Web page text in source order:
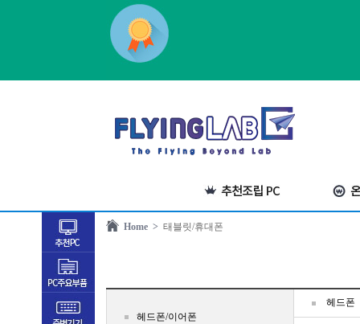
Home > 태블릿/휴대폰
헤드폰/이어폰
헤드폰